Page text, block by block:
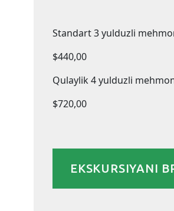
Standart 3 yulduzli
$440,00
Qulaylik 4 yulduzli
$720,00
EKSKURSIYANI